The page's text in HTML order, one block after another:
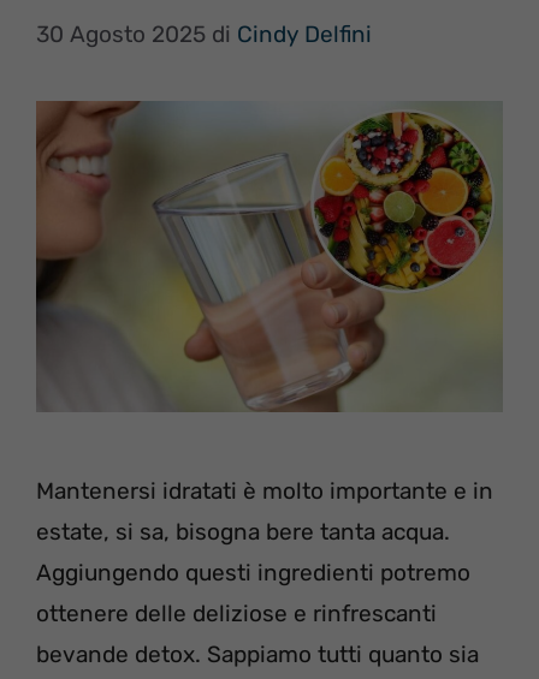
30 Agosto 2025 di Cindy Delfini
Mantenersi idratati è molto importante e in
estate, si sa, bisogna bere tanta acqua.
Aggiungendo questi ingredienti potremo
ottenere delle deliziose e rinfrescanti
bevande detox. Sappiamo tutti quanto sia